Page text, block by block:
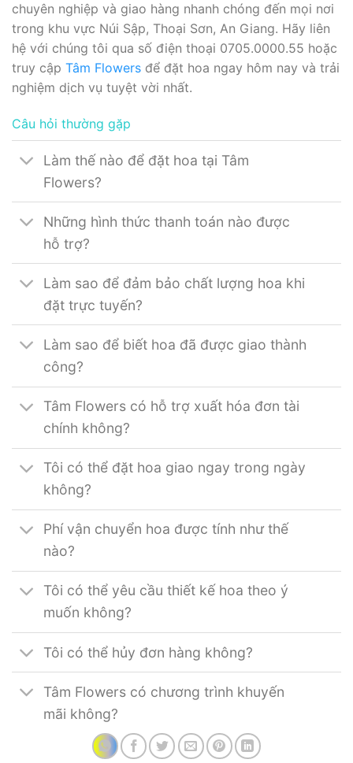
chuyên nghiệp và giao hàng nhanh chóng đến mọi nơi
trong khu vực Núi Sập, Thoại Sơn, An Giang. Hãy liên
hệ với chúng tôi qua số điện thoại 0705.0000.55 hoặc
truy cập Tâm Flowers để đặt hoa ngay hôm nay và trải
nghiệm dịch vụ tuyệt vời nhất.
Câu hỏi thường gặp
Làm thế nào để đặt hoa tại Tâm
Flowers?
Những hình thức thanh toán nào được
hỗ trợ?
Làm sao để đảm bảo chất lượng hoa khi
đặt trực tuyến?
Làm sao để biết hoa đã được giao thành
công?
Tâm Flowers có hỗ trợ xuất hóa đơn tài
chính không?
Tôi có thể đặt hoa giao ngay trong ngày
không?
Phí vận chuyển hoa được tính như thế
nào?
Tôi có thể yêu cầu thiết kế hoa theo ý
muốn không?
Tôi có thể hủy đơn hàng không?
Tâm Flowers có chương trình khuyến
mãi không?